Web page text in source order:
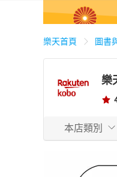
樂天首頁 圖書
樂
本店類別